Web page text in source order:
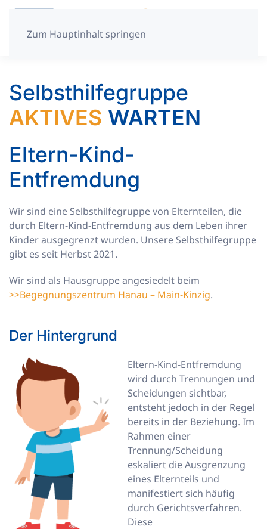
Zum Hauptinhalt springen
Selbsthilfegruppe
AKTIVES WARTEN
Eltern-Kind-
Entfremdung
Wir sind eine Selbsthilfegruppe von Elternteilen, die
durch Eltern-Kind-Entfremdung aus dem Leben ihrer
Kinder ausgegrenzt wurden. Unsere Selbsthilfegruppe
gibt es seit Herbst 2021.
Wir sind als Hausgruppe angesiedelt beim
>>Begegnungszentrum Hanau – Main-Kinzig.
Der Hintergrund
Eltern-Kind-Entfremdung
wird durch Trennungen und
Scheidungen sichtbar,
entsteht jedoch in der Regel
bereits in der Beziehung. Im
Rahmen einer
Trennung/Scheidung
eskaliert die Ausgrenzung
eines Elternteils und
manifestiert sich häufig
durch Gerichtsverfahren.
Diese